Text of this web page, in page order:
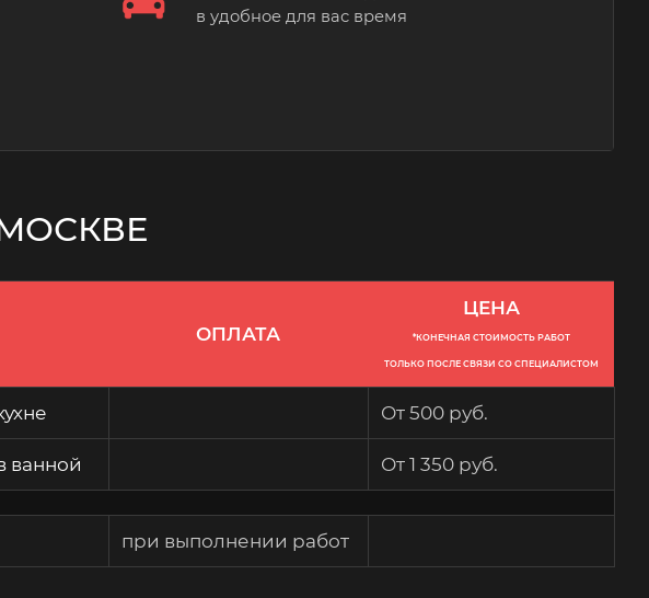
в удобное для вас время
ОПЛАТА
ЦЕНА
*КОНЕЧНАЯ СТОИМОСТЬ РАБОТ
ТОЛЬКО ПОСЛЕ СВЯЗИ СО СПЕЦИАЛИСТОМ
От 500 руб.
ванной От 1 350 руб.
при выполнении работ